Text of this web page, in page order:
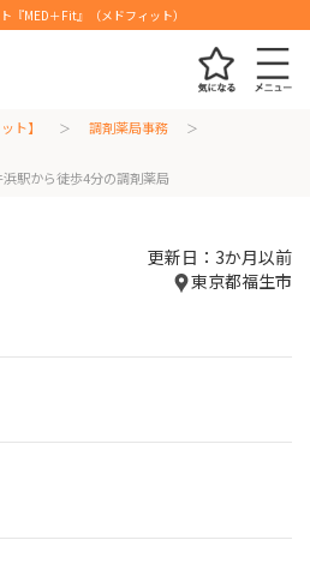
『MED＋Fit』（メドフィット）
ト】
調剤薬局事務
駅から徒歩4分の調剤薬局
更新日：3か月以前
東京都福生市